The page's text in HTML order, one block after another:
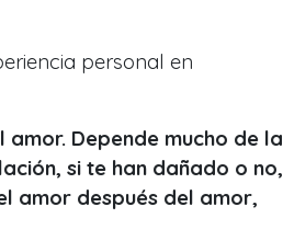
personal en
Depende mucho de la
si te han dañado o no,
amor después del amor,